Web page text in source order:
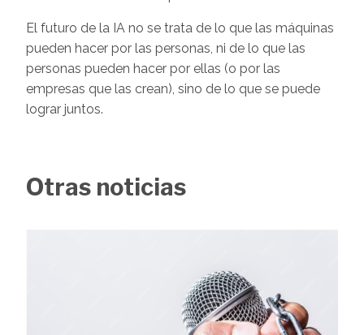
El futuro de la IA no se trata de lo que las máquinas
pueden hacer por las personas, ni de lo que las
personas pueden hacer por ellas (o por las
empresas que las crean), sino de lo que se puede
lograr juntos.
Otras noticias